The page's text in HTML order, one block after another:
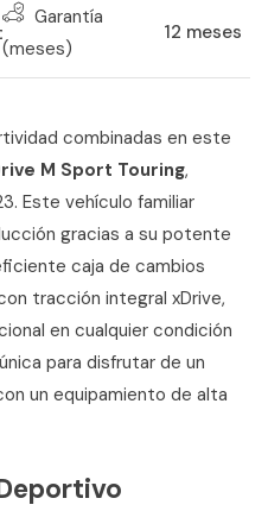
Garantía
(meses)
12 meses
combinadas en este
M Sport Touring,
Este vehículo familiar
gracias a su potente
caja de cambios
tracción integral xDrive,
en cualquier condición
para disfrutar de un
un equipamiento de alta